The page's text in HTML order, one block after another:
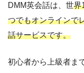
DMM英会話は、世界
つでもオンラインで
話サービスです。
初心者から上級者ま